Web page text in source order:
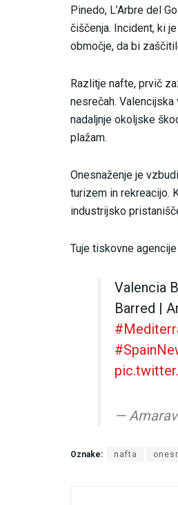
Pinedo, L’Arbre del
čiščenja. Incident, ki
območje, da bi
Razlitje nafte, prvič
nesrečah.
nadaljnje okoljske
plažam.
Onesnaženje je
turizem in rekreacijo.
industrijsko
Tuje tiskovne
Valencia
Barred |
—
Oznake: nafta